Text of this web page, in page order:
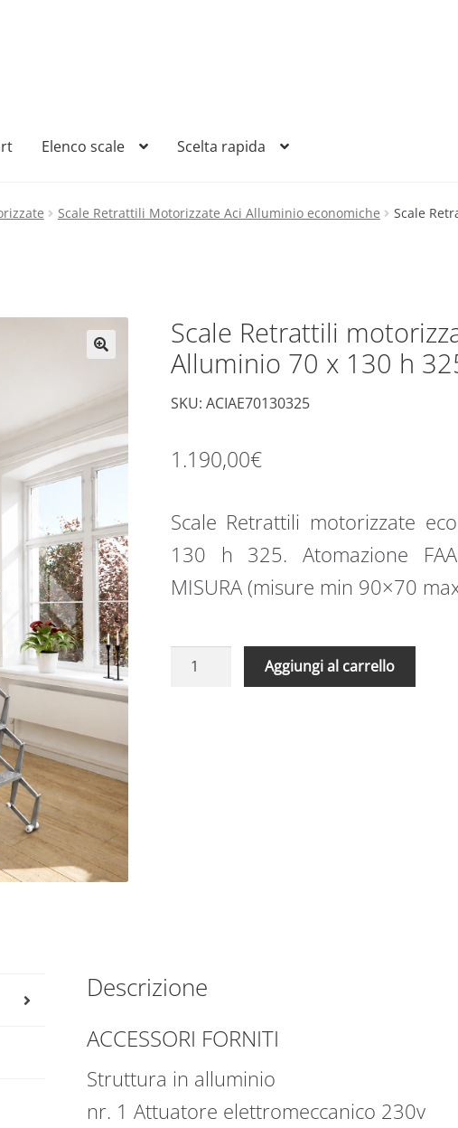
Elenco scale Scelta rapida
Scale Retrattili Motorizzate Aci Alluminio economiche
Scale
Scale Retrattili
Alluminio 70 x 130 h
SKU: ACIAE70130325
1.190,00€
Scale Retrattili motorizzate
130 h 325. Atomazione
MISURA (misure min 90×70
Scale
Aggiungi al carrello
Descrizione
ACCESSORI FORNITI
Struttura in alluminio
nr. 1 Attuatore elettromeccanico 230v